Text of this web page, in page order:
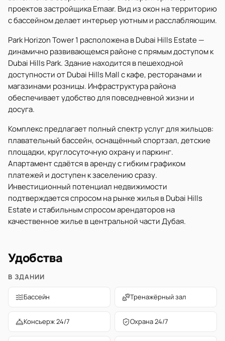
проектов застройщика Emaar. Вид из окон на территорию
с бассейном делает интерьер уютным и расслабляющим.
Park Horizon Tower 1 расположена в Dubai Hills Estate —
динамично развивающемся районе с прямым доступом к
Dubai Hills Park. Здание находится в пешеходной
доступности от Dubai Hills Mall с кафе, ресторанами и
магазинами розницы. Инфраструктура района
обеспечивает удобство для повседневной жизни и
досуга.
Комплекс предлагает полный спектр услуг для жильцов:
плавательный бассейн, оснащённый спортзал, детские
площадки, круглосуточную охрану и паркинг.
Апартамент сдаётся в аренду с гибким графиком
платежей и доступен к заселению сразу.
Инвестиционный потенциал недвижимости
подтверждается спросом на рынке жилья в Dubai Hills
Estate и стабильным спросом арендаторов на
качественное жилье в центральной части Дубая.
Удобства
В ЗДАНИИ
Бассейн Тренажёрный зал
Консьерж 24/7 Охрана 24/7